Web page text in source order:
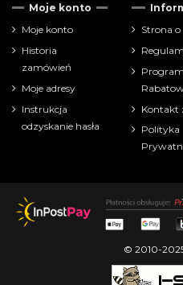
Cena
zł
puzzle
Moje konto
Moje konto
Historia
zamówień
Moje adresy
Instrukcja
odzyskanie hasła
Strona o
Program
Kontakt
Polityka
© 2010-